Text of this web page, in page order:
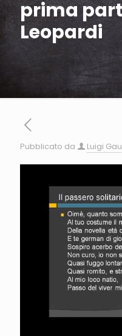
prima
Leopardi
Pubblicato da Luigi